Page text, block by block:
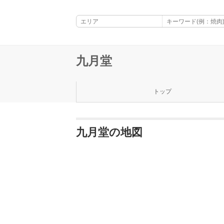
九月堂
トップ
九月堂の地図